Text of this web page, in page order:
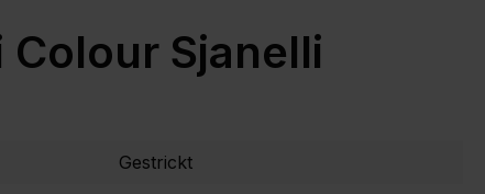
Colour Sjanelli
Gestrickt